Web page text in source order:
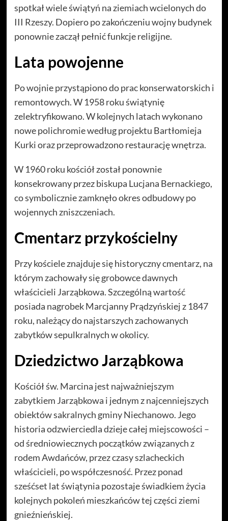
spotkał wiele świątyń na ziemiach wcielonych do
III Rzeszy. Dopiero po zakończeniu wojny budynek
ponownie zaczął pełnić funkcje religijne.
Lata powojenne
Po wojnie przystąpiono do prac konserwatorskich i
remontowych. W 1958 roku świątynię
zelektryfikowano. W kolejnych latach wykonano
nowe polichromie według projektu Bartłomieja
Kurki oraz przeprowadzono restaurację wnętrza.
W 1960 roku kościół został ponownie
konsekrowany przez biskupa Lucjana Bernackiego,
co symbolicznie zamknęło okres odbudowy po
wojennych zniszczeniach.
Cmentarz przykościelny
Przy kościele znajduje się historyczny cmentarz, na
którym zachowały się grobowce dawnych
właścicieli Jarząbkowa. Szczególną wartość
posiada nagrobek Marcjanny Prądzyńskiej z 1847
roku, należący do najstarszych zachowanych
zabytków sepulkralnych w okolicy.
Dziedzictwo Jarząbkowa
Kościół św. Marcina jest najważniejszym
zabytkiem Jarząbkowa i jednym z najcenniejszych
obiektów sakralnych gminy Niechanowo. Jego
historia odzwierciedla dzieje całej miejscowości –
od średniowiecznych początków związanych z
rodem Awdańców, przez czasy szlacheckich
właścicieli, po współczesność. Przez ponad
sześćset lat świątynia pozostaje świadkiem życia
kolejnych pokoleń mieszkańców tej części ziemi
gnieźnieńskiej.